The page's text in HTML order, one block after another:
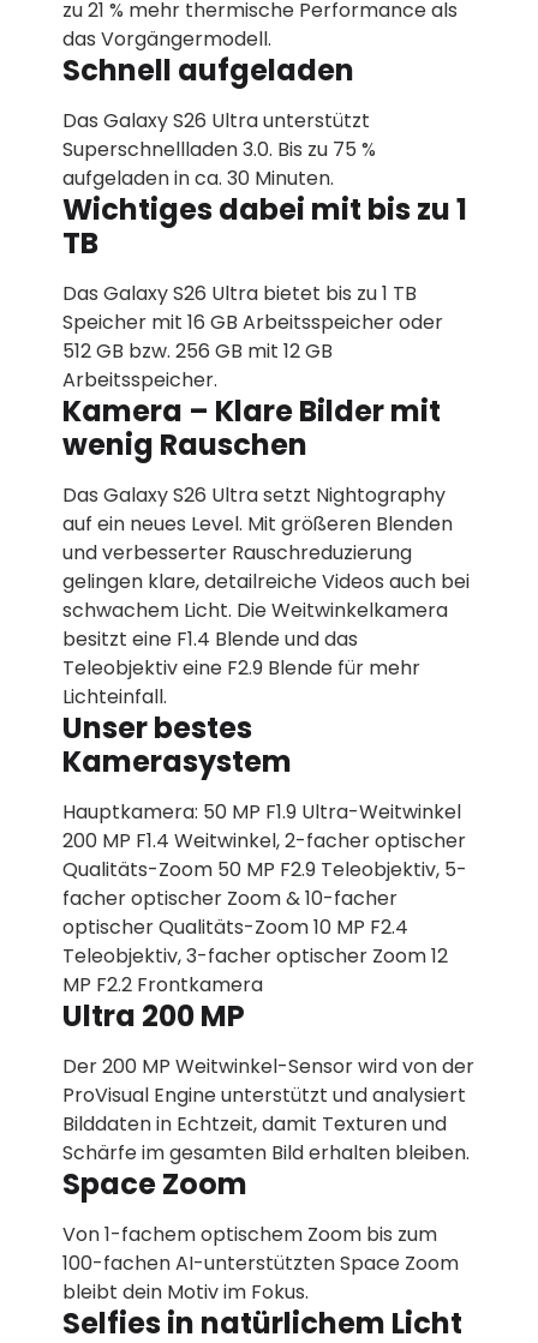
zu 21 % mehr thermische Performance als
das Vorgängermodell.
Schnell aufgeladen
Das Galaxy S26 Ultra unterstützt
Superschnellladen 3.0. Bis zu 75 %
aufgeladen in ca. 30 Minuten.
Wichtiges dabei mit bis zu 1
TB
Das Galaxy S26 Ultra bietet bis zu 1 TB
Speicher mit 16 GB Arbeitsspeicher oder
512 GB bzw. 256 GB mit 12 GB
Arbeitsspeicher.
Kamera – Klare Bilder mit
wenig Rauschen
Das Galaxy S26 Ultra setzt Nightography
auf ein neues Level. Mit größeren Blenden
und verbesserter Rauschreduzierung
gelingen klare, detailreiche Videos auch bei
schwachem Licht. Die Weitwinkelkamera
besitzt eine F1.4 Blende und das
Teleobjektiv eine F2.9 Blende für mehr
Lichteinfall.
Unser bestes
Kamerasystem
Hauptkamera: 50 MP F1.9 Ultra-Weitwinkel
200 MP F1.4 Weitwinkel, 2-facher optischer
Qualitäts-Zoom 50 MP F2.9 Teleobjektiv, 5-
facher optischer Zoom & 10-facher
optischer Qualitäts-Zoom 10 MP F2.4
Teleobjektiv, 3-facher optischer Zoom 12
MP F2.2 Frontkamera
Ultra 200 MP
Der 200 MP Weitwinkel-Sensor wird von der
ProVisual Engine unterstützt und analysiert
Bilddaten in Echtzeit, damit Texturen und
Schärfe im gesamten Bild erhalten bleiben.
Space Zoom
Von 1-fachem optischem Zoom bis zum
100-fachen AI-unterstützten Space Zoom
bleibt dein Motiv im Fokus.
Selfies in natürlichem Licht